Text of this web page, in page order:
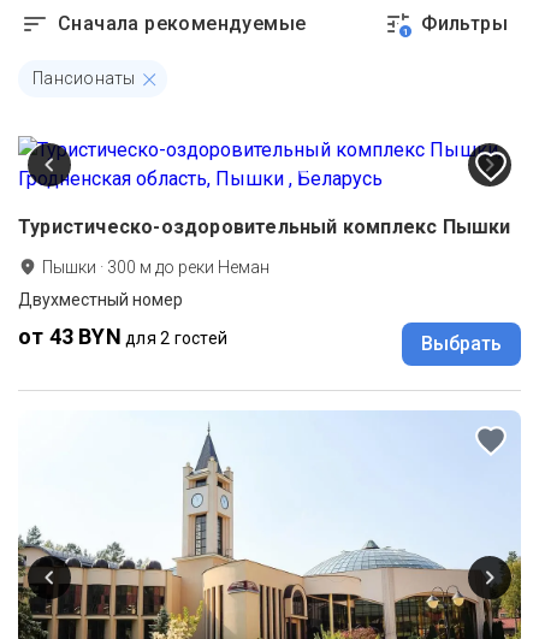
Сначала рекомендуемые 1 Фильтры
Пансионаты
Туристическо-оздоровительный комплекс Пышки
Пышки · 300 м до реки Неман
Двухместный номер
от 43 BYN для 2 гостей Выбрать